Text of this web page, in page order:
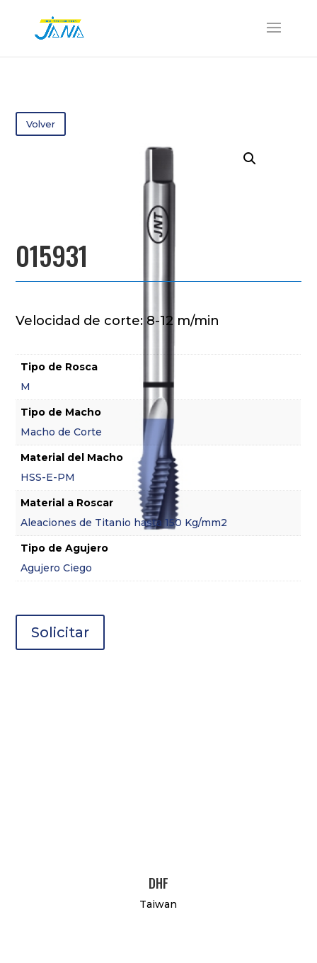
Volver
015931
Velocidad de corte: 8-12 m/min
Tipo de Rosca
M
Tipo de Macho
Macho de Corte
Material del Macho
HSS-E-PM
Material a Roscar
Aleaciones de Titanio hasta 150 Kg/mm2
Tipo de Agujero
Agujero Ciego
Solicitar
DHF
Taiwan